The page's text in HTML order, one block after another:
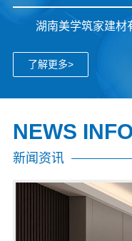
湖南美学筑家建材
了解更多>
NEWS
新闻资讯